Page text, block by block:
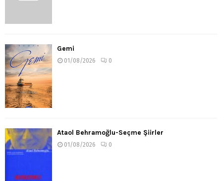
Gemi
01/08/2026 0
Ataol Behramoğlu-Seçme Şiirler
01/08/2026 0